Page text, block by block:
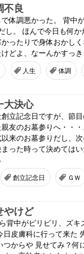
不良
体調悪かった。 背中
し。 ほんで今日も何
ったりで身体おかし
どよ、なーんかすっ
人生 体調
大決心
立記念日ですが、節
友のお墓参りへ・・
来のお墓参りだし、
った時って決めては
創立記念日 ＧＷ
やけど
背中がピリピリ、ズ
日皮膚科に行って来た
つからや 見せてみ？何